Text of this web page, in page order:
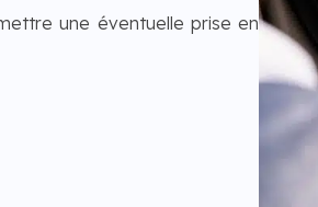
une éventuelle prise en